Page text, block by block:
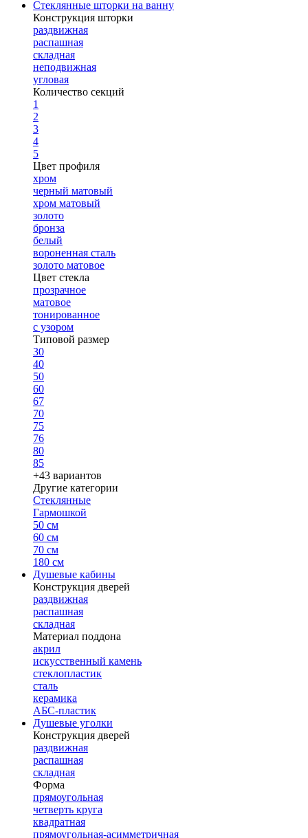
Стеклянные шторки на ванну
Конструкция шторки
раздвижная
распашная
складная
неподвижная
угловая
Количество секций
1
2
3
4
5
Цвет профиля
хром
черный матовый
хром матовый
золото
бронза
белый
вороненная сталь
золото матовое
Цвет стекла
прозрачное
матовое
тонированное
с узором
Типовой размер
30
40
50
60
67
70
75
76
80
85
+43 вариантов
Другие категории
Стеклянные
Гармошкой
50 см
60 см
70 см
180 см
Душевые кабины
Конструкция дверей
раздвижная
распашная
складная
Материал поддона
акрил
искусственный камень
стеклопластик
сталь
керамика
АБС-пластик
Душевые уголки
Конструкция дверей
раздвижная
распашная
складная
Форма
прямоугольная
четверть круга
квадратная
прямоугольная-асимметричная